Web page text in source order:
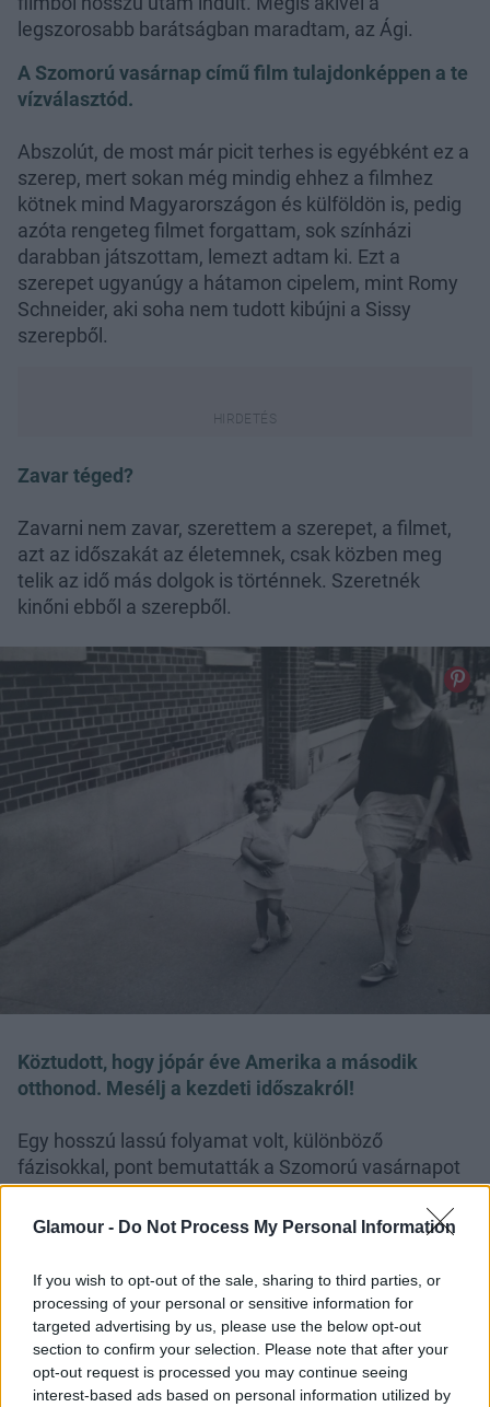
Glamour - Do Not Process My Personal Information
If you wish to opt-out of the sale, sharing to third parties, or
processing of your personal or sensitive information for
targeted advertising by us, please use the below opt-out
section to confirm your selection. Please note that after your
opt-out request is processed you may continue seeing
interest-based ads based on personal information utilized by
legszorosabb barátságban maradtam, az Ági.
A Szomorú vasárnap című film tulajdonképpen a te
vízválasztód.
Abszolút, de most már picit terhes is egyébként ez a
szerep, mert sokan még mindig ehhez a filmhez
kötnek mind Magyarországon és külföldön is, pedig
azóta rengeteg filmet forgattam, sok színházi
darabban játszottam, lemezt adtam ki. Ezt a
szerepet ugyanúgy a hátamon cipelem, mint Romy
Schneider, aki soha nem tudott kibújni a Sissy
szerepből.
Zavar téged?
Zavarni nem zavar, szerettem a szerepet, a filmet,
azt az időszakát az életemnek, csak közben meg
telik az idő más dolgok is történnek. Szeretnék
kinőni ebből a szerepből.
Köztudott, hogy jópár éve Amerika a második
otthonod. Mesélj a kezdeti időszakról!
Egy hosszú lassú folyamat volt, különböző
fázisokkal, pont bemutatták a Szomorú vasárnapot
Amerikában, egy nagy bemutató körúttal kezdődött
az ottani életem. Annak alapján szerződtetett egy
Közben sokat jártam vissza Európába forgatni.
Aztán a párom, aki jött velem New Yorkba ott talál
munkát és így telepedtünk le.